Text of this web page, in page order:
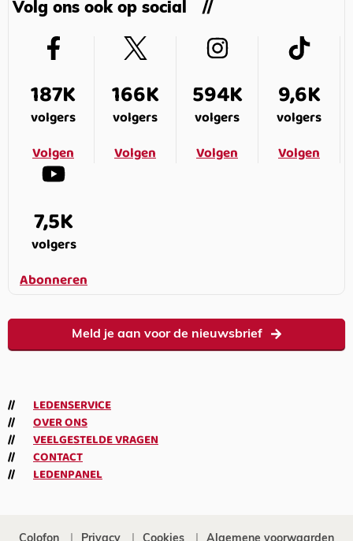
Volg ons ook op social
187K
volgers
Volgen
166K
volgers
Volgen
594K
volgers
Volgen
9,6K
volgers
Volgen
7,5K
volgers
Abonneren
Meld je aan voor de nieuwsbrief
LEDENSERVICE
OVER ONS
VEELGESTELDE VRAGEN
CONTACT
LEDENPANEL